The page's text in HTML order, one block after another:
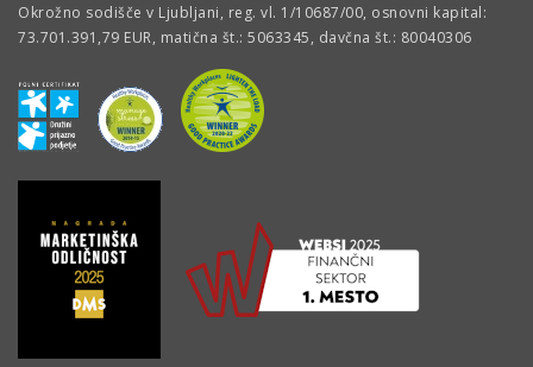
Okrožno sodišče v Ljubljani, reg. vl. 1/10687/00, osnovni kapital:
73.701.391,79 EUR, matična št.: 5063345, davčna št.: 80040306